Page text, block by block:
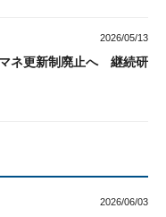
2026/05/13
ネ更新制廃止へ 継続研
2026/06/03